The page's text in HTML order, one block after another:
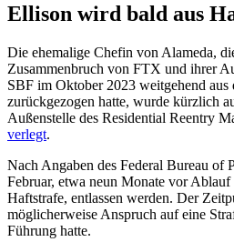
Ellison wird bald aus
Die ehemalige Chefin von Alameda,
Zusammenbruch von FTX und ihrer
SBF im Oktober 2023 weitgehend
zurückgezogen hatte, wurde kürzlich
Außenstelle des Residential Reentry
verlegt.
Nach Angaben des Federal Bureau of
Februar, etwa neun Monate vor
Haftstrafe, entlassen werden. Der
möglicherweise Anspruch auf eine
Führung hatte.